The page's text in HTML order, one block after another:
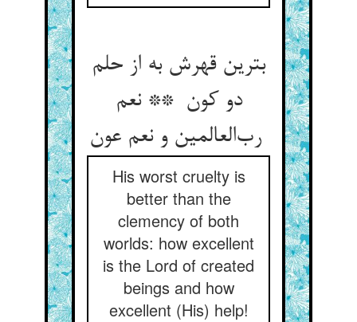
بترین قهرش به از حلم
دو کون ** نعم
His worst cruelty is
better than the
clemency of both
worlds: how excellent
is the Lord of created
beings and how
excellent (His) help!